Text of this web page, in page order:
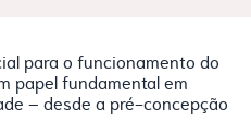
para o funcionamento do
papel fundamental em
– desde a pré-concepção